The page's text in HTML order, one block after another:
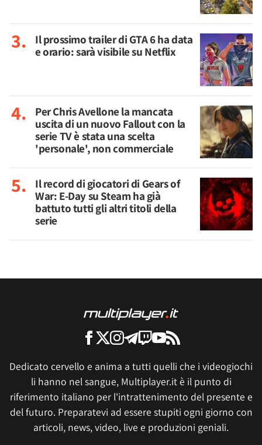
Il prossimo trailer di GTA 6 ha data
e orario: sarà visibile su Netflix
Per Chris Avellone la mancata
uscita di un nuovo Fallout con la
serie TV è stata una scelta
'personale', non commerciale
Il record di giocatori di Gears of
War: E-Day su Steam ha già
battuto tutti gli altri titoli della
serie
Dedicato cervello e anima a tutti quelli che i videogiochi
li hanno nel sangue, Multiplayer.it è il punto di
riferimento italiano per l'intrattenimento del presente e
del futuro. Preparatevi ad essere stupiti ogni giorno con
articoli, news, video, live e produzioni geniali.